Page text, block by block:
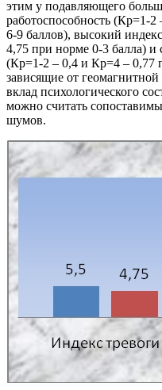
этим у подавляющего
работоспособность (Кр=1-
6-9 баллов), высокий
4,75 при норме 0-3 балла) и
(Кр=1-2 – 0,4 и Кр=4 – 0,77
зависящие от
вклад психологического
можно считать
шумов.